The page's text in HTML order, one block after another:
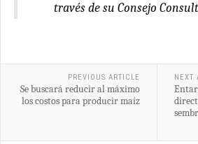
través de su Consejo
PREVIOUS ARTICLE
Se buscará reducir al máximo
los costos para producir maíz
NEXT